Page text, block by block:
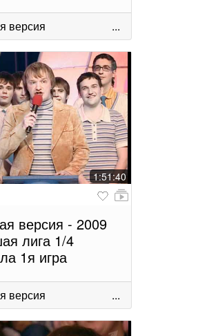
версия ...
1:51:40
версия - 2009
лига 1/4
1я игра
версия ...